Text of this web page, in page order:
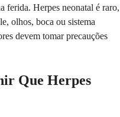
ferida. Herpes neonatal é raro,
olhos, boca ou sistema
devem tomar precauções
Que Herpes